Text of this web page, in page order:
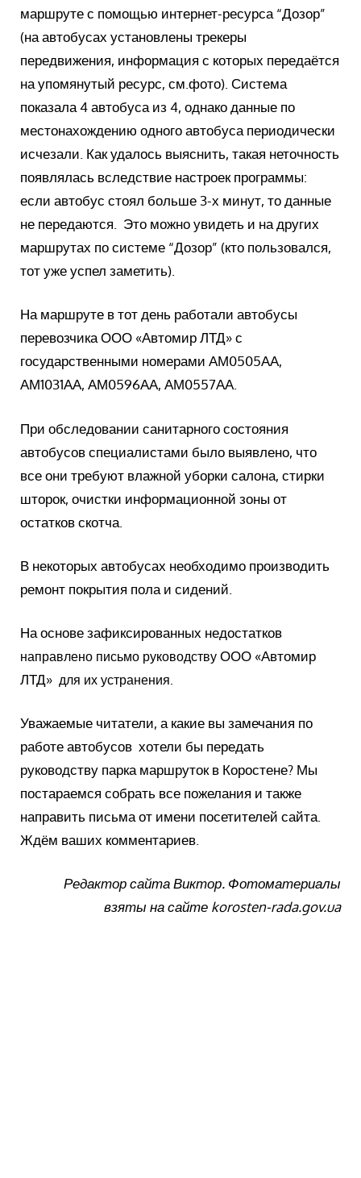
маршруте с помощью интернет-ресурса “Дозор”
(на автобусах установлены трекеры
передвижения, информация с которых передаётся
на упомянутый ресурс, см.фото). Система
показала 4 автобуса из 4, однако данные по
местонахождению одного автобуса периодически
исчезали. Как удалось выяснить, такая неточность
появлялась вследствие настроек программы:
если автобус стоял больше 3-х минут, то данные
не передаются. Это можно увидеть и на других
маршрутах по системе “Дозор” (кто пользовался,
тот уже успел заметить).
На маршруте в тот день работали автобусы
перевозчика ООО «Автомир ЛТД» с
государственными номерами АМ0505АА,
АМ1031АА, АМ0596АА, АМ0557АА.
При обследовании санитарного состояния
автобусов специалистами было выявлено, что
все они требуют влажной уборки салона, стирки
шторок, очистки информационной зоны от
остатков скотча.
В некоторых автобусах необходимо производить
ремонт покрытия пола и сидений.
На основе зафиксированных недостатков
направлено письмо руководствуООО «Автомир
ЛТД» для их устранения.
Уважаемые читатели, а какие вы замечания по
работе автобусов хотели бы передать
руководству парка маршруток в Коростене? Мы
постараемся собрать все пожелания и также
направить письма от имени посетителей сайта.
Ждём ваших комментариев.
Редактор сайта Виктор. Фотоматериалы
взяты на сайте korosten-rada.gov.ua